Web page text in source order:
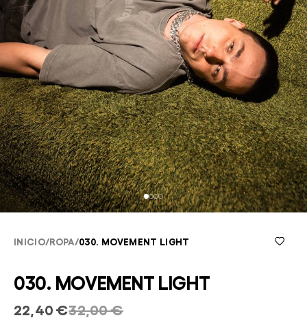
INICIO/ROPA/030. MOVEMENT LIGHT
030. MOVEMENT LIGHT
22,40 €32,00 €